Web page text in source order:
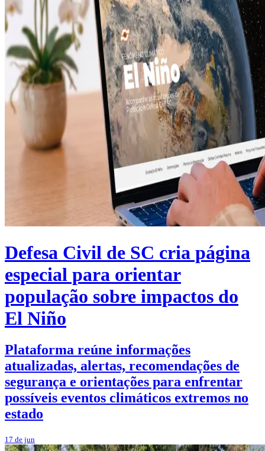
Defesa Civil de SC cria página
especial para orientar
população sobre impactos do
El Niño
Plataforma reúne informações
atualizadas, alertas, recomendações de
segurança e orientações para enfrentar
possíveis eventos climáticos extremos no
estado
17 de jun